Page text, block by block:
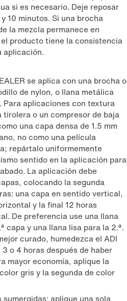
si es necesario. Deje reposar
10 minutos. Si una brocha
la mezcla permanece en
producto tiene la consistencia
aplicación.
se aplica con una brocha o
de nylon, o llana metálica
Para aplicaciones con textura
tirolera o un compresor de baja
una capa densa de 1.5 mm
no como una película
repártalo uniformemente
sentido en la aplicación para
La aplicación debe
colocando la segunda
una capa en sentido vertical,
y la final 12 horas
De preferencia use una llana
capa y una llana lisa para la 2.ª.
curado, humedezca el ADI
3 o 4 horas después de haber
mayor economía, aplique la
gris y la segunda de color
aplique una sola